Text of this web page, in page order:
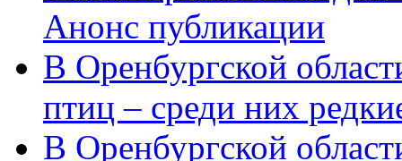
Анонс публикации
В Оренбургской
птиц – среди них
В Оренбургской